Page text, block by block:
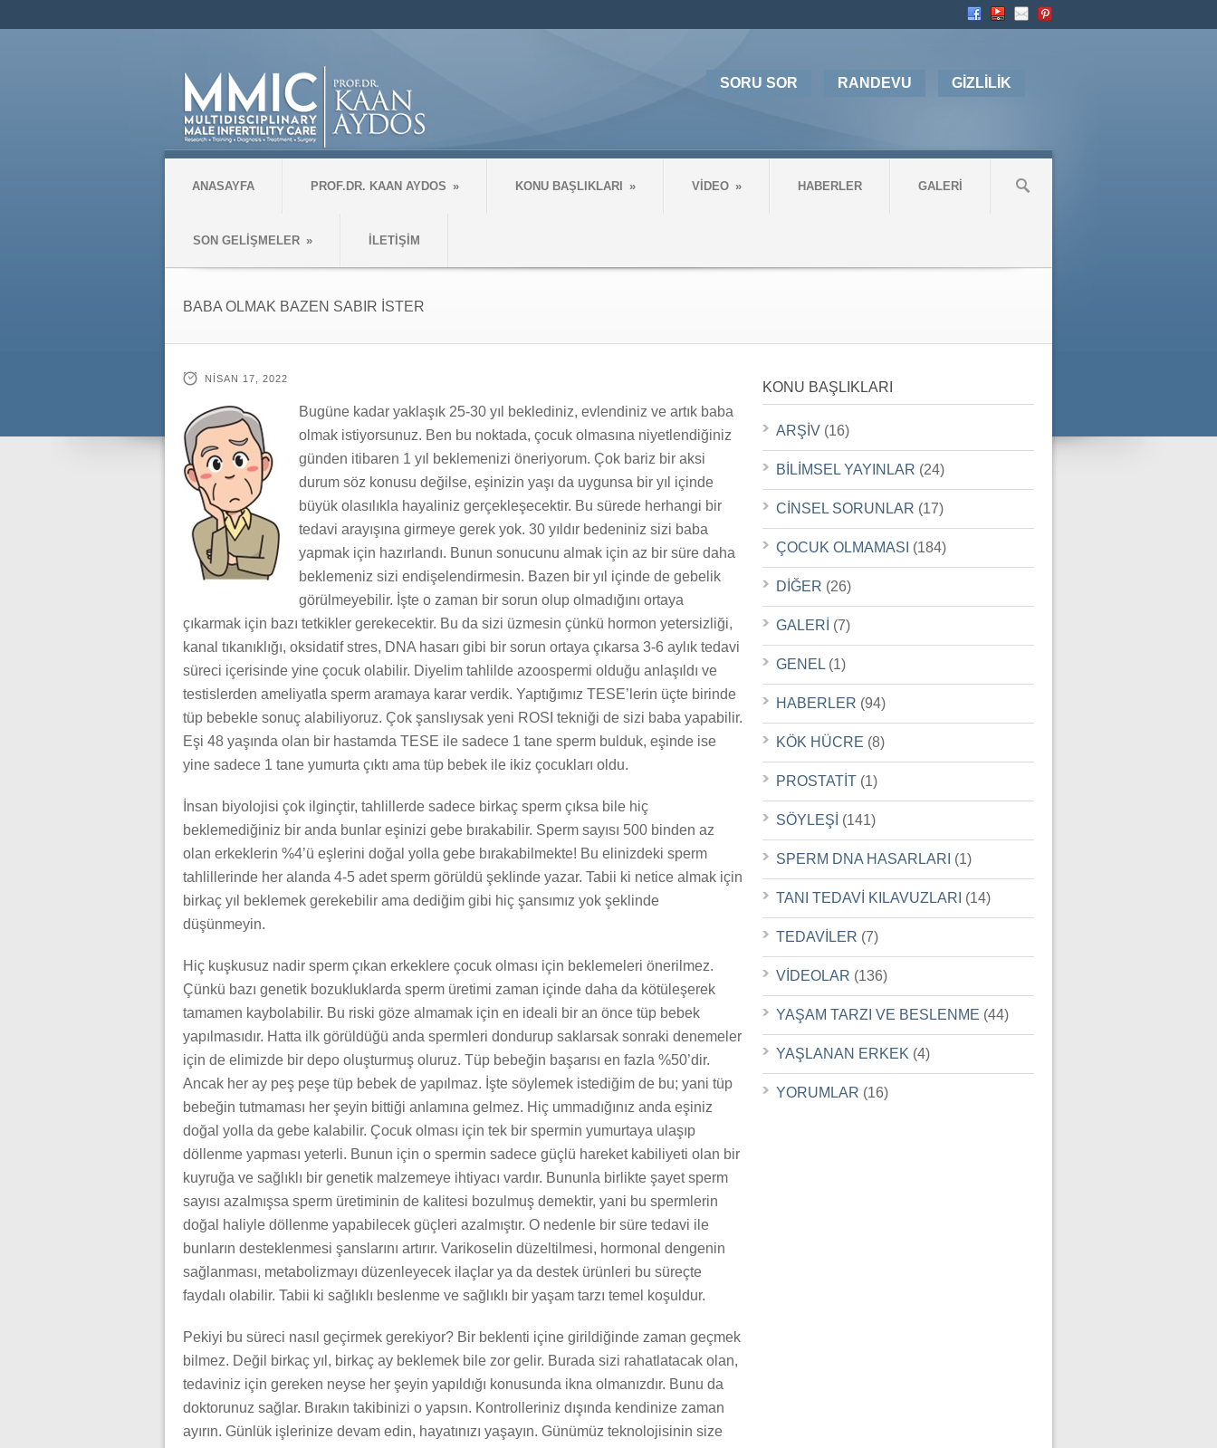
SORU SOR RANDEVU GİZLİLİK
ANASAYFA PROF.DR. KAAN AYDOS » KONU BAŞLIKLARI » VİDEO » HABERLER GALERİ
SON GELİŞMELER » İLETİŞİM
BABA OLMAK BAZEN SABIR İSTER
NISAN 17, 2022
Bugüne kadar yaklaşık 25-30 yıl beklediniz, evlendiniz ve artık baba
olmak istiyorsunuz. Ben bu noktada, çocuk olmasına niyetlendiğiniz
günden itibaren 1 yıl beklemenizi öneriyorum. Çok bariz bir aksi
durum söz konusu değilse, eşinizin yaşı da uygunsa bir yıl içinde
büyük olasılıkla hayaliniz gerçekleşecektir. Bu sürede herhangi bir
tedavi arayışına girmeye gerek yok. 30 yıldır bedeniniz sizi baba
yapmak için hazırlandı. Bunun sonucunu almak için az bir süre daha
beklemeniz sizi endişelendirmesin. Bazen bir yıl içinde de gebelik
görülmeyebilir. İşte o zaman bir sorun olup olmadığını ortaya
çıkarmak için bazı tetkikler gerekecektir. Bu da sizi üzmesin çünkü hormon yetersizliği,
kanal tıkanıklığı, oksidatif stres, DNA hasarı gibi bir sorun ortaya çıkarsa 3-6 aylık tedavi
süreci içerisinde yine çocuk olabilir. Diyelim tahlilde azoospermi olduğu anlaşıldı ve
testislerden ameliyatla sperm aramaya karar verdik. Yaptığımız TESE’lerin üçte birinde
tüp bebekle sonuç alabiliyoruz. Çok şanslıysak yeni ROSI tekniği de sizi baba yapabilir.
Eşi 48 yaşında olan bir hastamda TESE ile sadece 1 tane sperm bulduk, eşinde ise
yine sadece 1 tane yumurta çıktı ama tüp bebek ile ikiz çocukları oldu.
İnsan biyolojisi çok ilginçtir, tahlillerde sadece birkaç sperm çıksa bile hiç
beklemediğiniz bir anda bunlar eşinizi gebe bırakabilir. Sperm sayısı 500 binden az
olan erkeklerin %4’ü eşlerini doğal yolla gebe bırakabilmekte! Bu elinizdeki sperm
tahlillerinde her alanda 4-5 adet sperm görüldü şeklinde yazar. Tabii ki netice almak için
birkaç yıl beklemek gerekebilir ama dediğim gibi hiç şansımız yok şeklinde
düşünmeyin.
Hiç kuşkusuz nadir sperm çıkan erkeklere çocuk olması için beklemeleri önerilmez.
Çünkü bazı genetik bozukluklarda sperm üretimi zaman içinde daha da kötüleşerek
tamamen kaybolabilir. Bu riski göze almamak için en ideali bir an önce tüp bebek
yapılmasıdır. Hatta ilk görüldüğü anda spermleri dondurup saklarsak sonraki denemeler
için de elimizde bir depo oluşturmuş oluruz. Tüp bebeğin başarısı en fazla %50’dir.
Ancak her ay peş peşe tüp bebek de yapılmaz. İşte söylemek istediğim de bu; yani tüp
bebeğin tutmaması her şeyin bittiği anlamına gelmez. Hiç ummadığınız anda eşiniz
doğal yolla da gebe kalabilir. Çocuk olması için tek bir spermin yumurtaya ulaşıp
döllenme yapması yeterli. Bunun için o spermin sadece güçlü hareket kabiliyeti olan bir
kuyruğa ve sağlıklı bir genetik malzemeye ihtiyacı vardır. Bununla birlikte şayet sperm
sayısı azalmışsa sperm üretiminin de kalitesi bozulmuş demektir, yani bu spermlerin
doğal haliyle döllenme yapabilecek güçleri azalmıştır. O nedenle bir süre tedavi ile
bunların desteklenmesi şanslarını artırır. Varikoselin düzeltilmesi, hormonal dengenin
sağlanması, metabolizmayı düzenleyecek ilaçlar ya da destek ürünleri bu süreçte
faydalı olabilir. Tabii ki sağlıklı beslenme ve sağlıklı bir yaşam tarzı temel koşuldur.
Pekiyi bu süreci nasıl geçirmek gerekiyor? Bir beklenti içine girildiğinde zaman geçmek
bilmez. Değil birkaç yıl, birkaç ay beklemek bile zor gelir. Burada sizi rahatlatacak olan,
tedaviniz için gereken neyse her şeyin yapıldığı konusunda ikna olmanızdır. Bunu da
doktorunuz sağlar. Bırakın takibinizi o yapsın. Kontrolleriniz dışında kendinize zaman
ayırın. Günlük işlerinize devam edin, hayatınızı yaşayın. Günümüz teknolojisinin size
KONU BAŞLIKLARI
ARŞİV (16)
BİLİMSEL YAYINLAR (24)
CİNSEL SORUNLAR (17)
ÇOCUK OLMAMASI (184)
DİĞER (26)
GALERİ (7)
GENEL (1)
HABERLER (94)
KÖK HÜCRE (8)
PROSTATİT (1)
SÖYLEŞİ (141)
SPERM DNA HASARLARI (1)
TANI TEDAVİ KILAVUZLARI (14)
TEDAVİLER (7)
VİDEOLAR (136)
YAŞAM TARZI VE BESLENME (44)
YAŞLANAN ERKEK (4)
YORUMLAR (16)